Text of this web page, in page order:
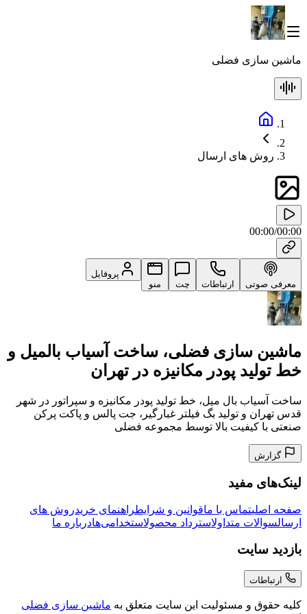
ماشین سازی فضلی
روش های ارسال
00:00/00:00
معرفی صوتی ارتباطات چت منو
پروفایل
ماشین سازی فضلی، ساخت آسیاب بالمیل و
خط تولید پودر مکانیزه در تهران
ساخت آسیاب بال میل، خط تولید پودر مکانیزه و سپراتور در شهر
قدس تهران و تولید بگ فیلتر غبارگیر، جت پالس و پاکت پرکن
صنعتی با کیفیت بالا توسط مجموعه فضلی
گزارش
لینک‌های مفید
صفحه اصلیتماس با ماقوانین و شرایطراهنمای خریدروش های
ارسالسوالات متداولاسترداد محصولاستخدامی‌هادرباره ما
بازدید سایت
ارتباطات
کلیه حقوق و مسئولیت این سایت متعلق به ماشین سازی فضلی